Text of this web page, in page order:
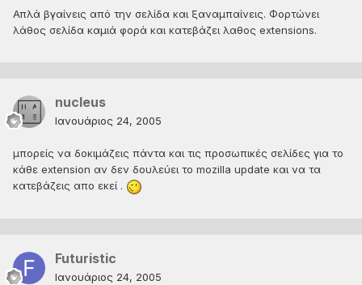
Απλά βγαίνεις από την σελίδα και ξαναμπαίνεις. Φορτώνει
λάθος σελίδα καμιά φορά και κατεβάζει λαθος extensions.
nucleus
Ιανουάριος 24, 2005
μπορείς να δοκιμάζεις πάντα και τις προσωπικές σελίδες για το
κάθε extension αν δεν δουλεύει το mozilla update και να τα
κατεβάζεις απο εκεί .
Futuristic
Ιανουάριος 24, 2005